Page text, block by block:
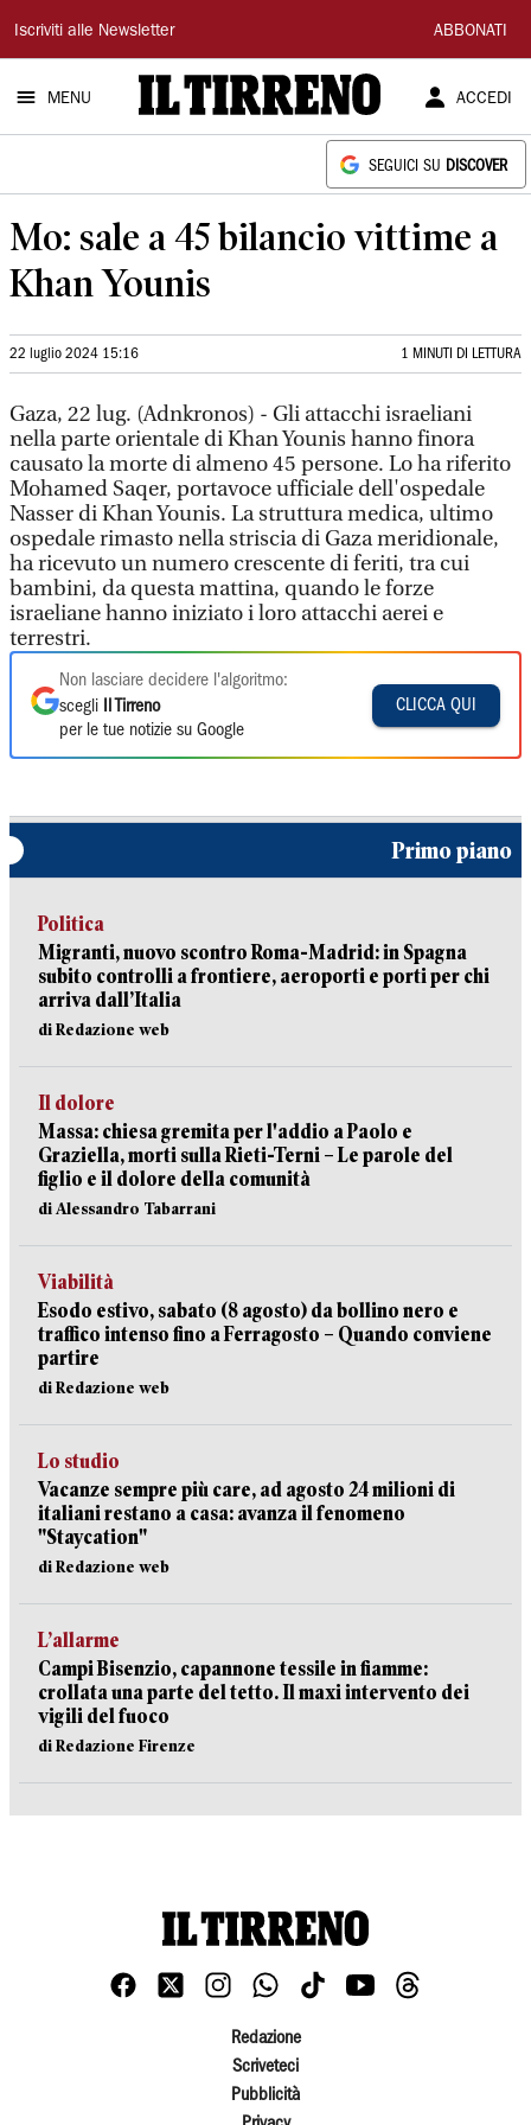
Il
Tirreno
Iscriviti alle Newsletter ABBONATI
MENU ACCEDI
SEGUICI SU DISCOVER
Mo: sale a 45 bilancio vittime a
Khan Younis
22 luglio 2024 15:16 1 MINUTI DI LETTURA
Gaza, 22 lug. (Adnkronos) - Gli attacchi israeliani
nella parte orientale di Khan Younis hanno finora
causato la morte di almeno 45 persone. Lo ha riferito
Mohamed Saqer, portavoce ufficiale dell'ospedale
Nasser di Khan Younis. La struttura medica, ultimo
ospedale rimasto nella striscia di Gaza meridionale,
ha ricevuto un numero crescente di feriti, tra cui
bambini, da questa mattina, quando le forze
israeliane hanno iniziato i loro attacchi aerei e
terrestri.
Non lasciare decidere l'algoritmo:
scegli
Il Tirreno
per le tue notizie su Google
CLICCA QUI
Primo piano
Politica
Migranti, nuovo scontro Roma-Madrid: in Spagna
subito controlli a frontiere, aeroporti e porti per chi
arriva dall’Italia
di Redazione web
Il dolore
Massa: chiesa gremita per l'addio a Paolo e
Graziella, morti sulla Rieti-Terni – Le parole del
figlio e il dolore della comunità
di Alessandro Tabarrani
Viabilità
Esodo estivo, sabato (8 agosto) da bollino nero e
traffico intenso fino a Ferragosto – Quando conviene
partire
di Redazione web
Lo studio
Vacanze sempre più care, ad agosto 24 milioni di
italiani restano a casa: avanza il fenomeno
"Staycation"
di Redazione web
L’allarme
Campi Bisenzio, capannone tessile in fiamme:
crollata una parte del tetto. Il maxi intervento dei
vigili del fuoco
di Redazione Firenze
Redazione
Scriveteci
Pubblicità